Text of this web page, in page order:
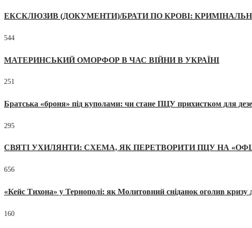
ЕКСКЛЮЗИВ (ДОКУМЕНТИ)/БРАТИ ПО КРОВІ:
544
МАТЕРИНСЬКИЙ ОМОРФОР В ЧАС ВІЙНИ В УКРАЇНІ
251
Братська «броня» під куполами: чи стане ПЦУ прихистком для
295
СВЯТІ УХИЛЯНТИ: СХЕМА, ЯК ПЕРЕТВОРИТИ ПЦУ НА
656
«Кейс Тихона» у Тернополі: як Молитовний сніданок оголив
160